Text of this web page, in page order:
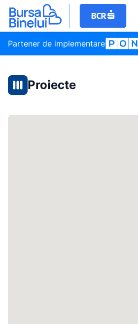
Partener de implementare
Proiecte